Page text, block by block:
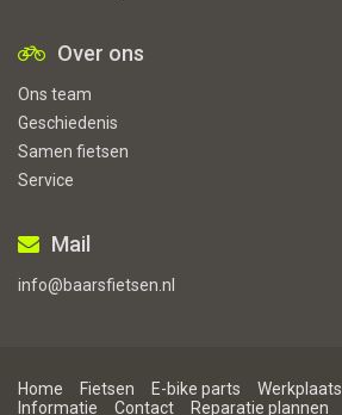
Over ons
Ons team
Geschiedenis
Samen fietsen
Service
Mail
info@baarsfietsen.nl
Home Fietsen E-bike parts Werkplaats
Informatie
Contact Reparatie plannen